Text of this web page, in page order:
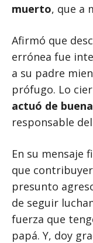
muerto, que a
Afirmó que
errónea fue
a su padre
prófugo. Lo
actuó de
responsable
En su mensaje
que
presunto
de seguir
fuerza que
papá. Y, doy